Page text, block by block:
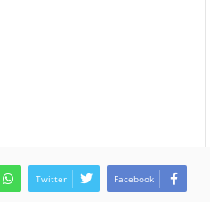
Facebook
Twitter